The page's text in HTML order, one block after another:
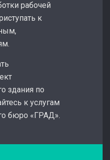
рабочей
к
здания по
к услугам
бюро «ГРАД».